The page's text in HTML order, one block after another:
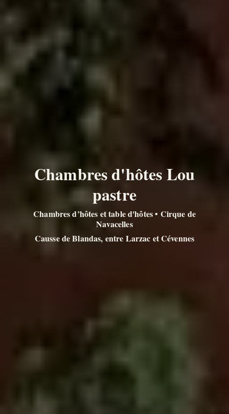
Chambres d'hôtes Lou
pastre
Chambres d’hôtes et table d'hôtes • Cirque de
Navacelles
Causse de Blandas, entre Larzac et Cévennes